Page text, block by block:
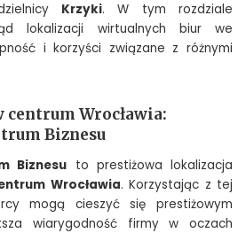
Krzyki. W tym rozdziale
lokalizacji wirtualnych biur we
i korzyści związane z różnymi
Wrocławia:
Biznesu
Biznesu to prestiżowa lokalizacja
Wrocławia. Korzystając z tej
mogą cieszyć się prestiżowym
wiarygodność firmy w oczach